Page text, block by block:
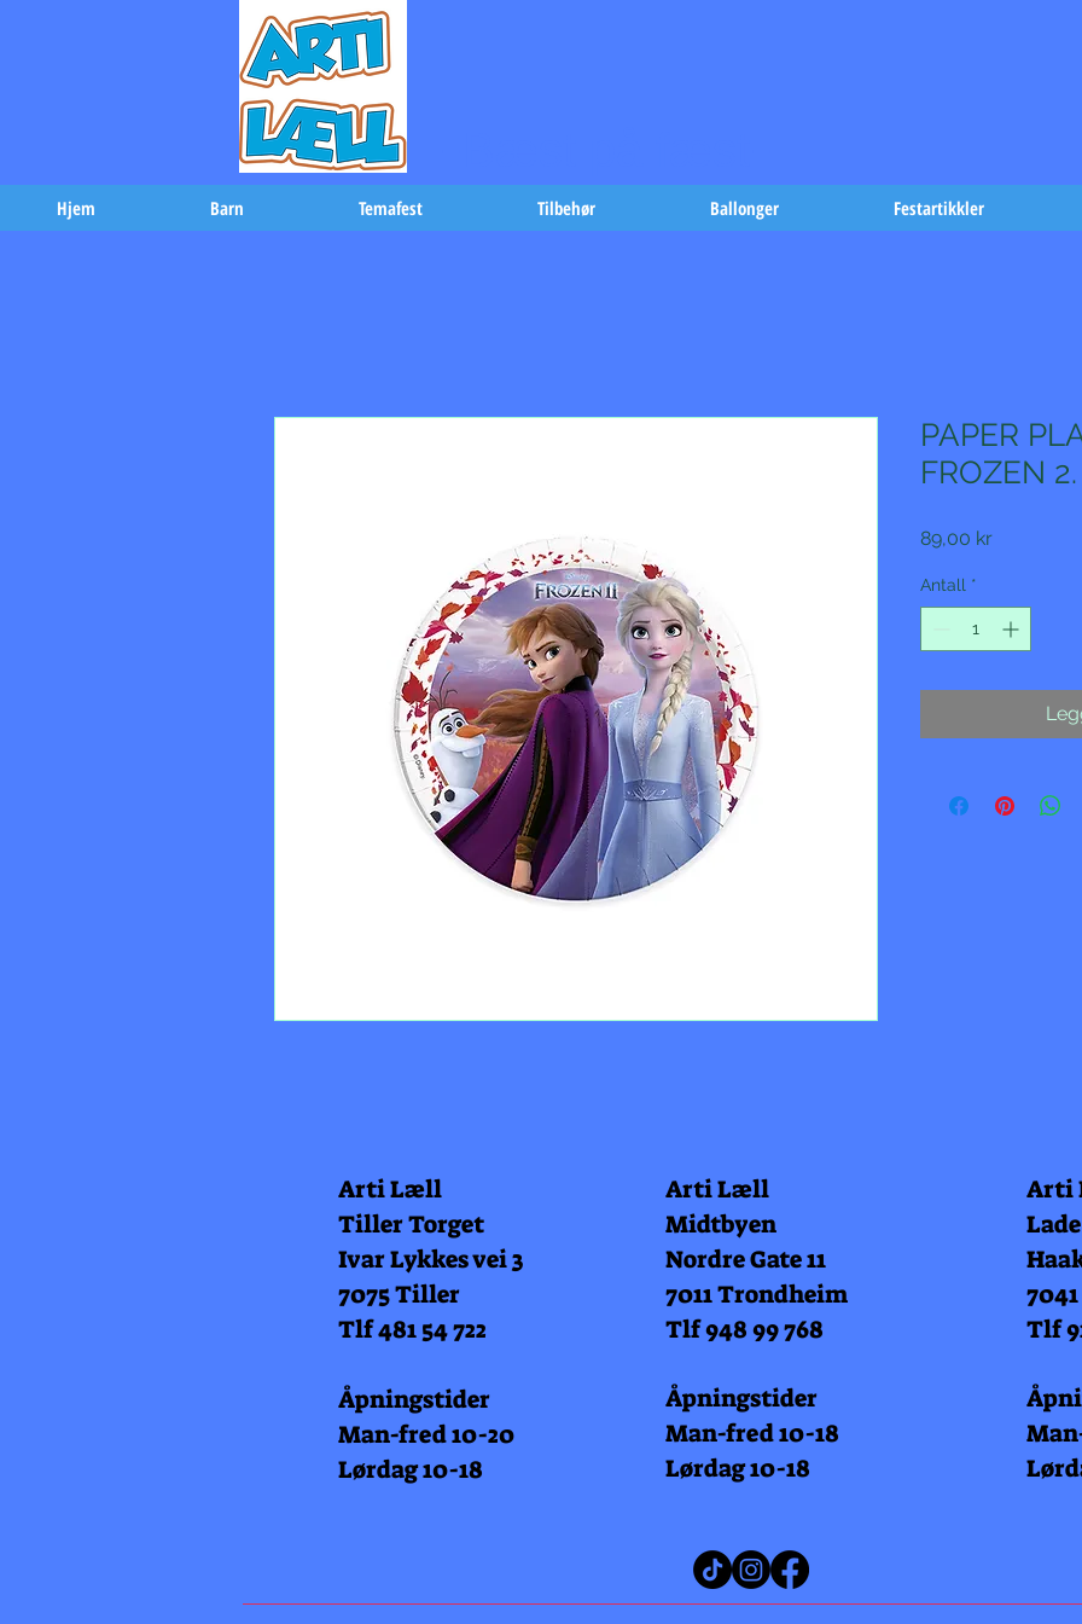
Hjem Barn Temafest Tilbehør Ballonger Festartikkler
PAPER
FROZEN
89,00 krPris
Antall *
Arti Læll
Tiller Torget
Ivar Lykkes vei 3
7075 Tiller
Tlf 481 54 722
Åpningstider
Man-fred 10-20
Lørdag 10-18
Arti Læll
Midtbyen
Nordre Gate 11
7011 Trondheim
Tlf 948 99 768
Åpningstider
Man-fred 10-18
Lørdag 10-18
Arti
Tlf